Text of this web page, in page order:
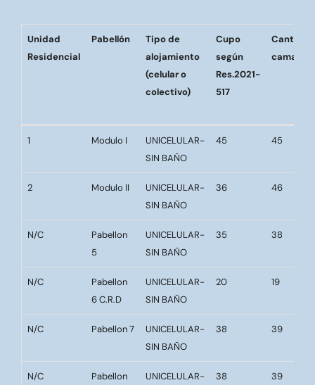
Unidad
Residencial
Pabellón
Tipo de
alojamiento
(celular o
colectivo)
Cupo
según
Res.2021-
517
camas/
Pabellón
Tipo de
alojamiento
colectivo)
517
1 Modulo I
UNICELULAR-
SIN BAÑO
45 45
2 Modulo II
UNICELULAR-
SIN BAÑO
36 46
N/C
Pabellon
5
UNICELULAR-
SIN BAÑO
35 38
N/C
Pabellon
6 C.R.D
UNICELULAR-
SIN BAÑO
20 19
N/C Pabellon 7
UNICELULAR-
SIN BAÑO
38 39
N/C
Pabellon
UNICELULAR-
38 39